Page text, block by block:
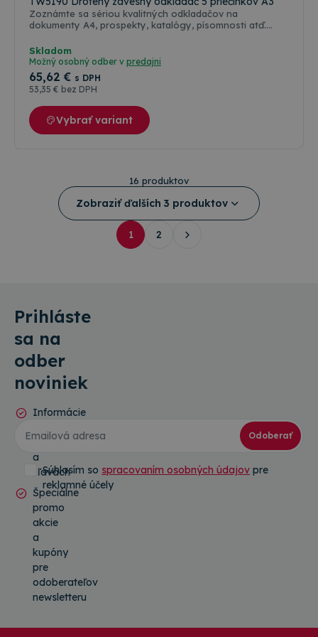
Zoznámte sa sériou kvalitných odkladačov na
dokumenty A4, prospekty, katalógy, písomnosti atď.
očami. Nebudete strácať čas s hľadaním. Cenovo
výhodné riešenie pre rôzne použitia. Bez prehnutia
udržia akékoľvek množstvo dokumentov. Odkladače ani
po rokoch netreba čistiť od prachu, ako u plastových
odkladačov. Kapacita jednej priehradky je 27mm.
Povrchová úprava šedá / strieborná prášková farba.
Hrúbka kovových profilov 4mm.
Skladom
Možný osobný odber v predajni
65,62 € s DPH
53,35 € bez DPH
Vybrať variant
16 produktov
Zobraziť ďalších 3 produktov
1 2
Prihláste
sa na
odber
noviniek
Informácie
novinkách
a
zľavách
Špeciálne
promo
akcie
a
kupóny
pre
odoberateľov
newsletteru
Odoberať
Súhlasím so spracovaním osobných údajov pre
reklamné účely